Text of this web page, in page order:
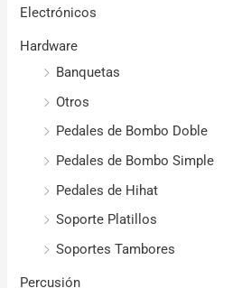
Electrónicos
Hardware
Banquetas
Otros
Pedales de Bombo Doble
Pedales de Bombo Simple
Pedales de Hihat
Soporte Platillos
Soportes Tambores
Percusión